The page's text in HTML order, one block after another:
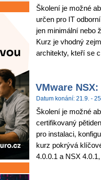
Školení je možné
určen pro IT
jen minimální nebo
Kurz je vhodný
architekty, kteří se
VMware
Datum konání: 21.9. -
Školení je možné
certifikovaný
pro instalaci,
kurz pokrývá
4.0.0.1 a NSX